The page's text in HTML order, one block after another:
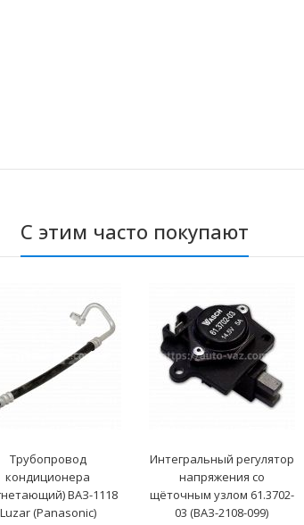
С этим часто покупают
Трубопровод
кондиционера
ВАЗ-1118
Luzar (Panasonic)
Интегральный регулятор
напряжения со
щёточным узлом 61.3702-
03 (ВАЗ-2108-099)